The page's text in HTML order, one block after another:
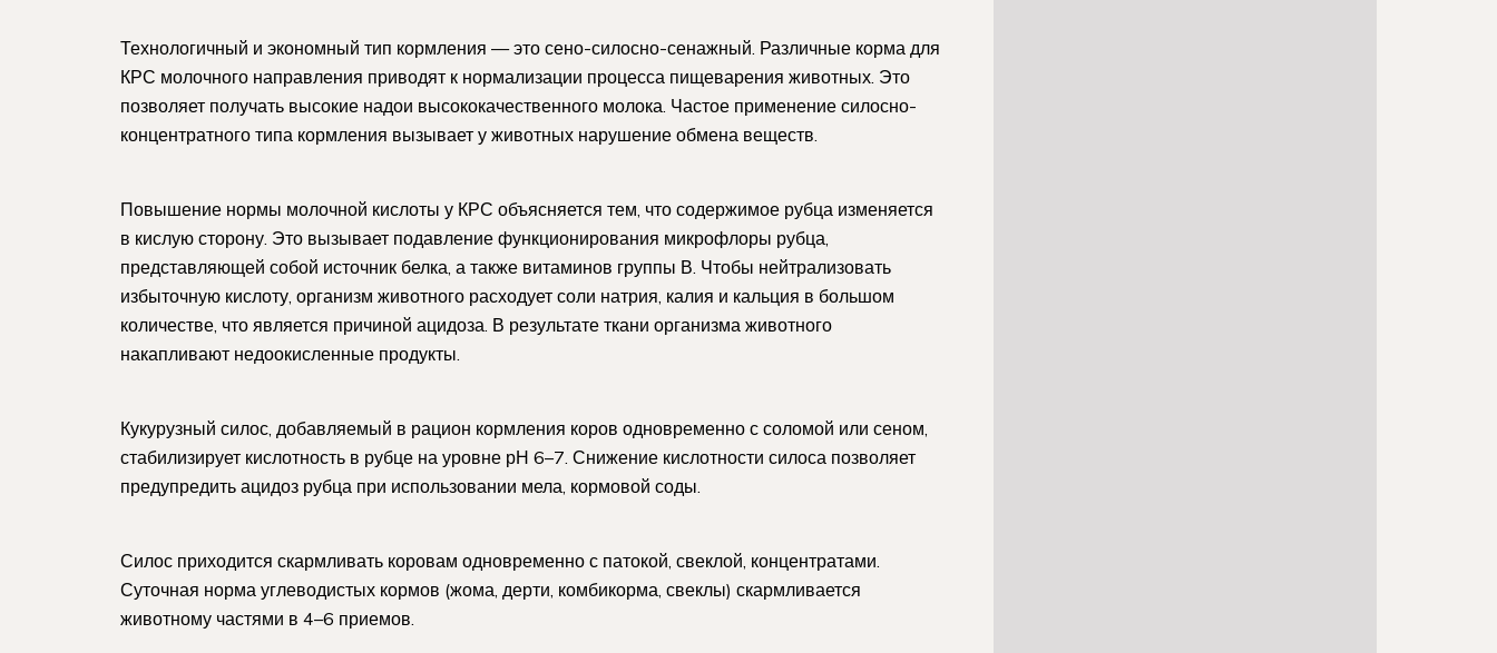
Технологичный и экономный тип кормления — это сено-силосно-сенажный. Различные корма для
КРС молочного направления приводят к нормализации процесса пищеварения животных. Это
позволяет получать высокие надои высококачественного молока. Частое применение силосно-
концентратного типа кормления вызывает у животных нарушение обмена веществ.
Повышение нормы молочной кислоты у КРС объясняется тем, что содержимое рубца изменяется
в кислую сторону. Это вызывает подавление функционирования микрофлоры рубца,
представляющей собой источник белка, а также витаминов группы В. Чтобы нейтрализовать
избыточную кислоту, организм животного расходует соли натрия, калия и кальция в большом
количестве, что является причиной ацидоза. В результате ткани организма животного
накапливают недоокисленные продукты.
Кукурузный силос, добавляемый в рацион кормления коров одновременно с соломой или сеном,
стабилизирует кислотность в рубце на уровне рН 6–7. Снижение кислотности силоса позволяет
предупредить ацидоз рубца при использовании мела, кормовой соды.
Силос приходится скармливать коровам одновременно с патокой, свеклой, концентратами.
Суточная норма углеводистых кормов (жома, дерти, комбикорма, свеклы) скармливается
животному частями в 4–6 приемов.